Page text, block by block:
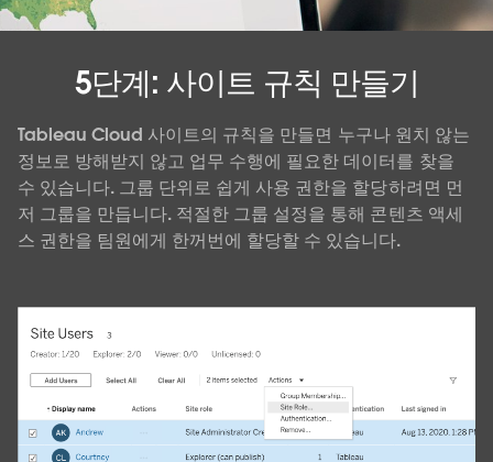
5단계: 사이트 규칙 만들기
Tableau Cloud 사이트의 규칙을 만들면 누구나 원치 않는
정보로 방해받지 않고 업무 수행에 필요한 데이터를 찾을
수 있습니다. 그룹 단위로 쉽게 사용 권한을 할당하려면 먼
저 그룹을 만듭니다. 적절한 그룹 설정을 통해 콘텐츠 액세
스 권한을 팀원에게 한꺼번에 할당할 수 있습니다.